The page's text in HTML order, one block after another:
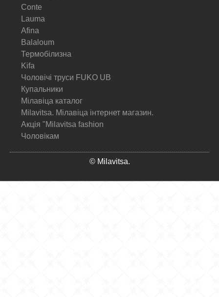
Conte
Lauma
Afina
Balaloum
Термобілизна
Kifa
Чоловічі труси FUKO UB
Купальники
Мілавіца каталог
Milavitsa. Мілавіца інтернет магазин.
Акція "Milavitsa fashion
Чоловікам
© Milavitsa.